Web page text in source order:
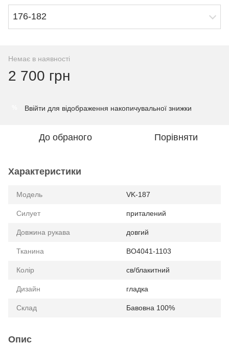
176-182
Немає в наявності
2 700 грн
Ввійти для відображення накопичувальної знижки
До обраного Порівняти
Характеристики
Модель VK-187
Силует приталений
Довжина рукава довгий
Тканина BO4041-1103
Колір св/блакитний
Дизайн гладка
Склад Бавовна 100%
Опис